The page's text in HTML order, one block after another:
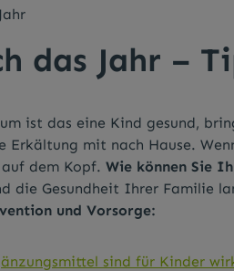
das Jahr –
ist das eine Kind gesund,
Erkältung mit nach Hause.
dem Kopf. Wie können Sie
die Gesundheit Ihrer Familie
und Vorsorge:
sind für Kinder